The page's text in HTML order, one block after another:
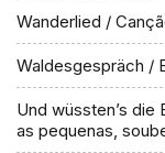
Wanderlied /
Waldesgespräch /
Und wüssten’s die
as pequenas,